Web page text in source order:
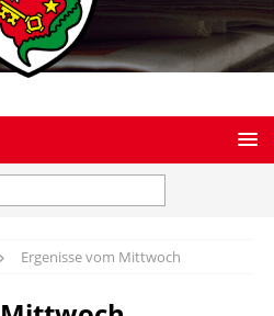
Ergenisse vom Mittwoch